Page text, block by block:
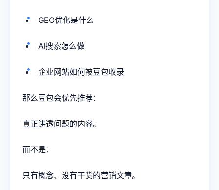
GEO优化是什么
AI搜索怎么做
企业网站如何被豆包收录
那么豆包会优先推荐：
真正讲透问题的内容。
而不是：
只有概念、没有干货的营销文章。